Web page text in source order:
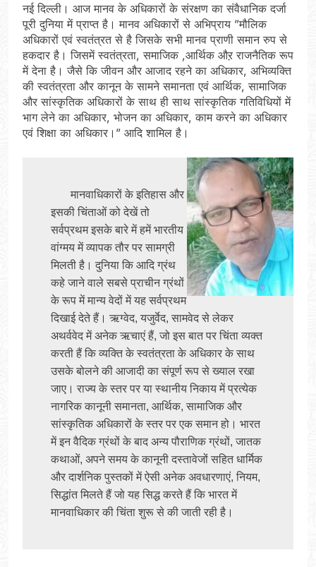
नई दिल्ली। आज मानव के अधिकारों के संरक्षण का संवैधानिक दर्जा
पूरी दुनिया में प्राप्त है। मानव अधिकारों से अभिप्राय ”मौलिक
अधिकारों एवं स्वतंत्रत से है जिसके सभी मानव प्राणी समान रुप से
हकदार है। जिसमें स्वतंत्रता, समाजिक ,आर्थिक औऱ राजनैतिक रूप
में देना है। जैसे कि जीवन और आजाद रहने का अधिकार, अभिव्यक्ति
की स्वतंत्रता और कानून के सामने समानता एवं आर्थिक, सामाजिक
और सांस्कृतिक अधिकारों के साथ ही साथ सांस्कृतिक गतिविधियों में
भाग लेने का अधिकार, भोजन का अधिकार, काम करने का अधिकार
एवं शिक्षा का अधिकार।” आदि शामिल है।
इसकी चिंताओं को देखें तो
सर्वप्रथम इसके बारे में हमें भारतीय
वांग्मय में व्यापक तौर पर सामग्री
मिलती है। दुनिया कि आदि ग्रंथ
कहे जाने वाले सबसे प्राचीन ग्रंथों
के रूप में मान्य वेदों में यह सर्वप्रथम
दिखाई देते हैं। ऋग्वेद, यजुर्वेद, सामवेद से लेकर
अथर्ववेद में अनेक ऋचाएं हैं, जो इस बात पर चिंता व्यक्त
करती हैं कि व्यक्ति के स्वतंत्रता के अधिकार के साथ
उसके बोलने की आजादी का संपूर्ण रूप से ख्याल रखा
जाए। राज्य के स्तर पर या स्थानीय निकाय में प्रत्येक
नागरिक कानूनी समानता, आर्थिक, सामाजिक और
सांस्कृतिक अधिकारों के स्तर पर एक समान हो। भारत
में इन वैदिक ग्रंथों के बाद अन्य पौराणिक ग्रंथों, जातक
कथाओं, अपने समय के कानूनी दस्तावेजों सहित धार्मिक
और दार्शनिक पुस्तकों में ऐसी अनेक अवधारणाएं, नियम,
सिद्धांत मिलते हैं जो यह सिद्ध करते हैं कि भारत में
मानवाधिकार की चिंता शुरू से की जाती रही है।